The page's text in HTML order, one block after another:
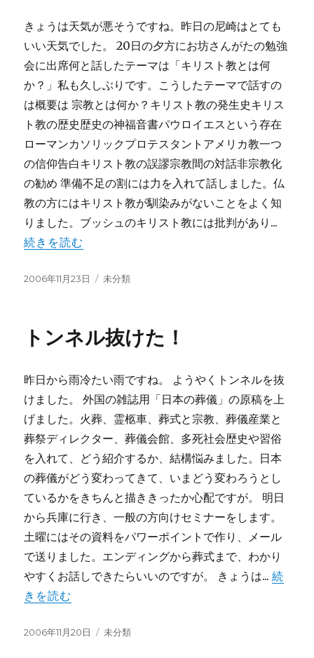
きょうは天気が悪そうですね。昨日の尼崎はとても
いい天気でした。 20日の夕方にお坊さんがたの勉強
会に出席何と話したテーマは「キリスト教とは何
か？」私も久しぶりです。こうしたテーマで話すの
は概要は 宗教とは何か？キリスト教の発生史キリス
ト教の歴史歴史の神福音書パウロイエスという存在
ローマンカソリックプロテスタントアメリカ教一つ
の信仰告白キリスト教の誤謬宗教間の対話非宗教化
の勧め 準備不足の割には力を入れて話しました。仏
教の方にはキリスト教が馴染みがないことをよく知
りました。ブッシュのキリスト教には批判があり...
続きを読む
投
2006年11月23日
カ
ー
未分類
トンネル抜けた！
昨日から雨冷たい雨ですね。 ようやくトンネルを抜
けました。 外国の雑誌用「日本の葬儀」の原稿を上
げました。火葬、霊柩車、葬式と宗教、葬儀産業と
葬祭ディレクター、葬儀会館、多死社会歴史や習俗
を入れて、どう紹介するか、結構悩みました。日本
の葬儀がどう変わってきて、いまどう変わろうとし
ているかをきちんと描ききったか心配ですが。 明日
から兵庫に行き、一般の方向けセミナーをします。
土曜にはその資料をパワーポイントで作り、メール
で送りました。エンディングから葬式まで、わかり
やすくお話しできたらいいのですが。 きょうは...続
きを読む
投
2006年11月20日
カ
未分類